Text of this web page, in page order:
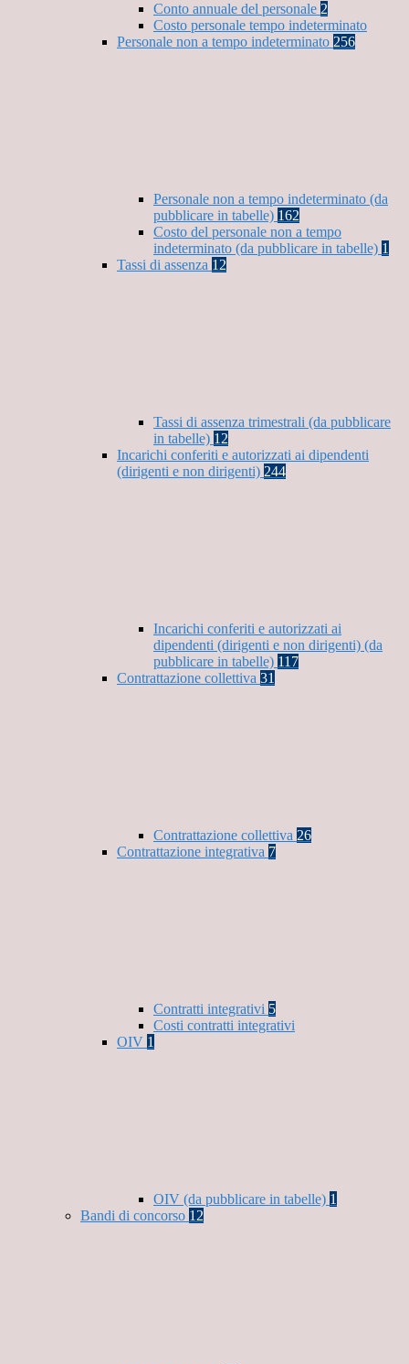
Conto annuale del personale 2
Costo personale tempo indeterminato
Personale non a tempo indeterminato 256
Personale non a tempo indeterminato (da
pubblicare in tabelle) 162
Costo del personale non a tempo
indeterminato (da pubblicare in tabelle) 1
Tassi di assenza 12
Tassi di assenza trimestrali (da pubblicare
in tabelle) 12
Incarichi conferiti e autorizzati ai dipendenti
(dirigenti e non dirigenti) 244
Incarichi conferiti e autorizzati ai
dipendenti (dirigenti e non dirigenti) (da
pubblicare in tabelle) 117
Contrattazione collettiva 31
Contrattazione collettiva 26
Contrattazione integrativa 7
Contratti integrativi 5
Costi contratti integrativi
OIV 1
OIV (da pubblicare in tabelle) 1
Bandi di concorso 12